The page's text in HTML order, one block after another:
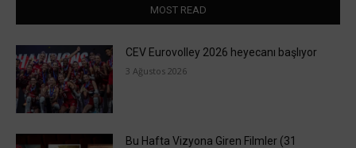
MOST READ
CEV Eurovolley 2026 heyecanı başlıyor
3 Ağustos 2026
Bu Hafta Vizyona Giren Filmler (31